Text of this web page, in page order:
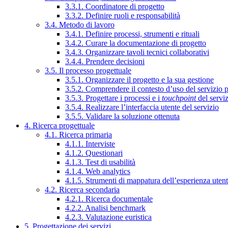
3.3.1. Coordinatore di progetto
3.3.2. Definire ruoli e responsabilità
3.4. Metodo di lavoro
3.4.1. Definire processi, strumenti e rituali
3.4.2. Curare la documentazione di progetto
3.4.3. Organizzare tavoli tecnici collaborativi
3.4.4. Prendere decisioni
3.5. Il processo progettuale
3.5.1. Organizzare il progetto e la sua gestione
3.5.2. Comprendere il contesto d’uso del servizio
3.5.3. Progettare i processi e i touchpointdel
3.5.4. Realizzare l’interfaccia utente del servizio
3.5.5. Validare la soluzione ottenuta
4. Ricerca progettuale
4.1. Ricerca primaria
4.1.1. Interviste
4.1.2. Questionari
4.1.3. Test di usabilità
4.1.4. Web analytics
4.1.5. Strumenti di mappatura dell’esperienza
4.2. Ricerca secondaria
4.2.1. Ricerca documentale
4.2.2. Analisi benchmark
4.2.3. Valutazione euristica
5. Progettazione dei servizi